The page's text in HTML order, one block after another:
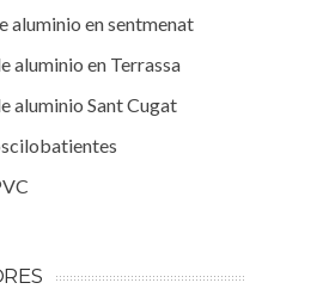
aluminio en sentmenat
aluminio en Terrassa
aluminio Sant Cugat